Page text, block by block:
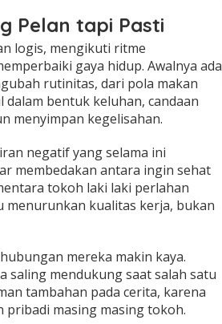
Pelan tapi Pasti
logis, mengikuti ritme
gaya hidup. Awalnya ada
rutinitas, dari pola makan
bentuk keluhan, candaan
menyimpan kegelisahan.
negatif yang selama ini
membedakan antara ingin sehat
tokoh laki laki perlahan
menurunkan kualitas kerja, bukan
mereka makin kaya.
saling mendukung saat salah satu
tambahan pada cerita, karena
masing masing tokoh.